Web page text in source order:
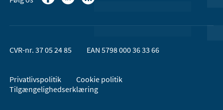
CVR-nr. 37 05 24 85 EAN 5798 000 36 33 66
Privatlivspolitik
Cookie politik
Tilgængelighedserklæring